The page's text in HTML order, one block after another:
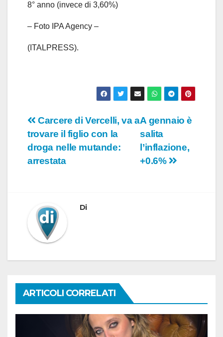
8° anno (invece di 3,60%)
– Foto IPA Agency –
(ITALPRESS).
Navigazione
articoli
A gennaio è
salita
l’inflazione,
+0.6%
Carcere di Vercelli, va a
trovare il figlio con la
droga nelle mutande:
arrestata
Di
ARTICOLI CORRELATI